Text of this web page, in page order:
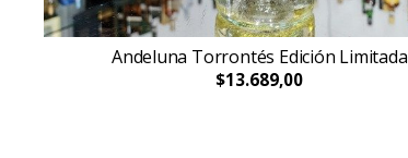
Andeluna Torrontés Edición Limitada
$13.689,00